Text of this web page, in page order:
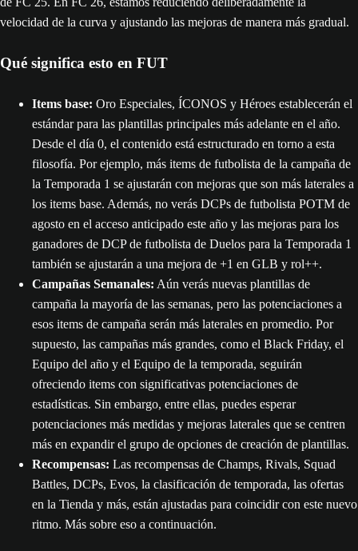
velocidad de la curva y ajustando las mejoras de manera más gradual.
Qué significa esto en FUT
Items base: Oro Especiales, ÍCONOS y Héroes establecerán el
estándar para las plantillas principales más adelante en el año.
Desde el día 0, el contenido está estructurado en torno a esta
filosofía. Por ejemplo, más items de futbolista de la campaña de
la Temporada 1 se ajustarán con mejoras que son más laterales a
los items base. Además, no verás DCPs de futbolista POTM de
agosto en el acceso anticipado este año y las mejoras para los
ganadores de DCP de futbolista de Duelos para la Temporada 1
también se ajustarán a una mejora de +1 en GLB y rol++.
Campañas Semanales: Aún verás nuevas plantillas de
campaña la mayoría de las semanas, pero las potenciaciones a
esos items de campaña serán más laterales en promedio. Por
supuesto, las campañas más grandes, como el Black Friday, el
Equipo del año y el Equipo de la temporada, seguirán
ofreciendo items con significativas potenciaciones de
estadísticas. Sin embargo, entre ellas, puedes esperar
potenciaciones más medidas y mejoras laterales que se centren
más en expandir el grupo de opciones de creación de plantillas.
Recompensas: Las recompensas de Champs, Rivals, Squad
Battles, DCPs, Evos, la clasificación de temporada, las ofertas
en la Tienda y más, están ajustadas para coincidir con este nuevo
ritmo. Más sobre eso a continuación.